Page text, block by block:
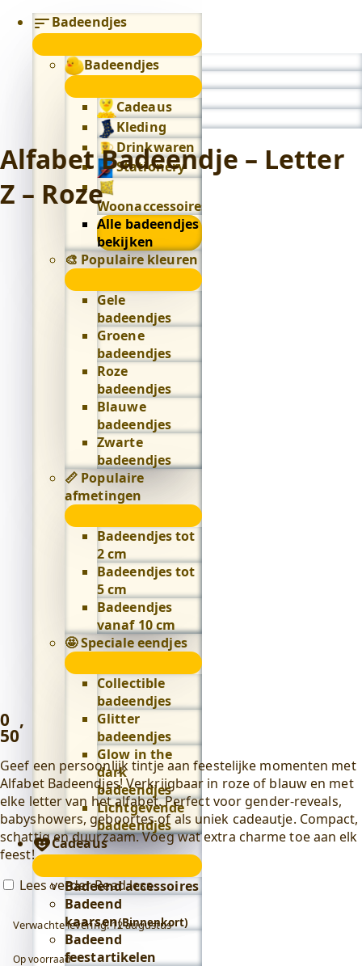
Badeendjes
Badeendjes
Cadeaus
Kleding
Drinkwaren
Stationery
Woonaccessoires
Alle badeendjes
bekijken
🎨 Populaire kleuren
Populaire
kleuren
submenu
Gele
badeendjes
Groene
badeendjes
Roze
badeendjes
Blauwe
badeendjes
Zwarte
badeendjes
📏 Populaire
afmetingen
Populaire
submenu
Badeendjes tot
2 cm
Badeendjes tot
5 cm
Badeendjes
vanaf 10 cm
🤩 Speciale eendjes
Speciale
eendjes
submenu
Collectible
badeendjes
Glitter
badeendjes
Glow in the
dark
badeendjes
Lichtgevende
badeendjes
Cadeaus
submenu
Badeend accessoires
Badeend
kaarsen(Binnenkort)
Badeend
feestartikelen
Alfabet Badeendje – Letter
Z – Roze
0 ,
50
Geef een persoonlijk tintje aan feestelijke momenten met
Alfabet Badeendjes! Verkrijgbaar in roze of blauw en met
elke letter van het alfabet. Perfect voor gender-reveals,
babyshowers, geboortes of als uniek cadeautje. Compact,
schattig en duurzaam. Voeg wat extra charme toe aan elk
feest!
Lees verderRead less
Verwachte levering: 12 augustus
Op voorraad